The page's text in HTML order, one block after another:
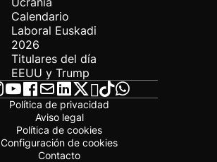
Calendario
Laboral Euskadi
2026
Titulares del día
EEUU y Trump
Política de privacidad
Aviso legal
Política de cookies
Configuración de cookies
Contacto